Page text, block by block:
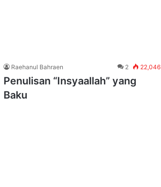
Raehanul Bahraen 2 22,046
Penulisan “Insyaallah” yang
Baku